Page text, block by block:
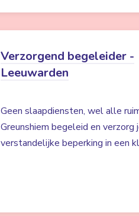
Verzorgend begeleider -
Leeuwarden
Geen slaapdiensten, wel alle
Greunshiem begeleid en
verstandelijke beperking in een